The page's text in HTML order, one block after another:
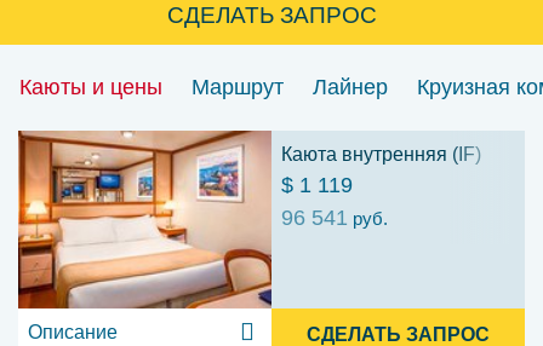
СДЕЛАТЬ ЗАПРОС
Каюты и цены Маршрут Лайнер Круизная
Каюта внутренняя (IF)
$ 1 119
96 541 руб.
Описание СДЕЛАТЬ ЗАПРОС